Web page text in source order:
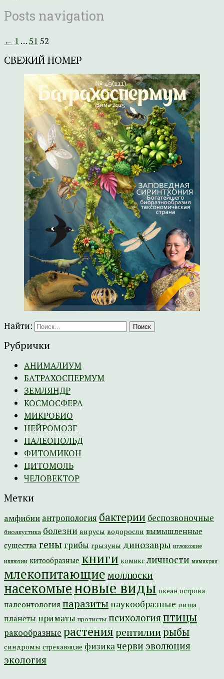
Posts navigation
← 1 …51 52
СВЕЖИЙ НОМЕР
Найти:
Рубрички
АНИМАЛИУМ
БАТРАХОСПЕРМУМ
ЗЕМЛЯНДР
КОСМОСФЕРА
МИКРОБИО
НЕЙРОМОЗГ
ПАЛЕОПОЛЬД
ФИТОМИКОН
ЦИТОМОЛЬ
ЧЕЛОВЕКТОР
Метки
амфибии антропология бактерии беспозвоночные
биоакустика болезни вирусы водоросли вымышленные
существа гены грибы грызуны динозавры иглокожие
иллюзии китообразные книги комикс личности мимикрия
млекопитающие моллюски
насекомыеновые виды океан острова
палеонтология паразиты паукообразные пища
планеты приматы протисты психология птицы
ракообразные растениярептилиирыбы
синдромы стрекающие физикачерви эволюция
экология